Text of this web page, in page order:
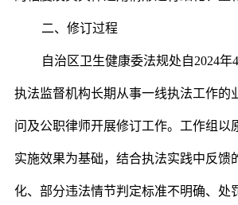
二、修订过程
自治区卫生健康委法规处自2024年
执法监督机构长期从事一线执法工作的
问及公职律师开展修订工作。工作组以
实施效果为基础，结合执法实践中反馈
化、部分违法情节判定标准不明确、处